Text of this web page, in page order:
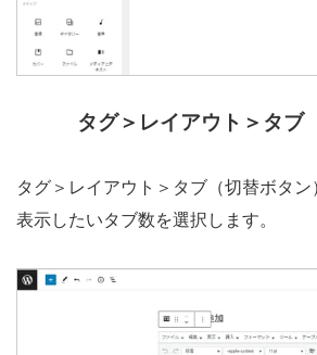
タグ＞レイアウト＞タブ
タグ＞レイアウト＞タブ（切替ボタン
表示したいタブ数を選択します。